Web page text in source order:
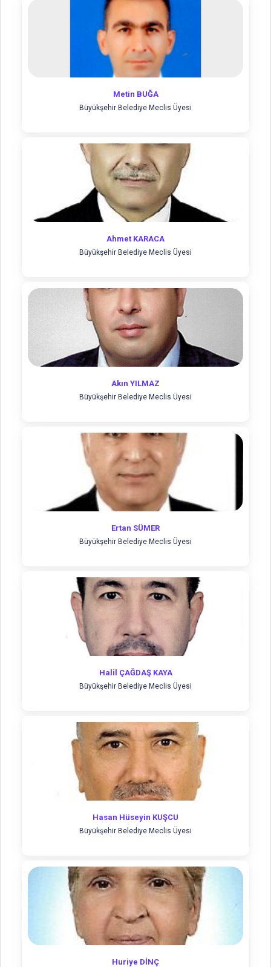
Metin BUĞA
Büyükşehir Belediye Meclis Üyesi
Ahmet KARACA
Büyükşehir Belediye Meclis Üyesi
Akın YILMAZ
Büyükşehir Belediye Meclis Üyesi
Ertan SÜMER
Büyükşehir Belediye Meclis Üyesi
Halil ÇAĞDAŞ KAYA
Büyükşehir Belediye Meclis Üyesi
Hasan Hüseyin KUŞCU
Büyükşehir Belediye Meclis Üyesi
Huriye DİNÇ